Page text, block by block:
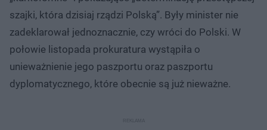
szajki, która dzisiaj rządzi Polską”. Były minister nie
zadeklarował jednoznacznie, czy wróci do Polski. W
połowie listopada prokuratura wystąpiła o
unieważnienie jego paszportu oraz paszportu
dyplomatycznego, które obecnie są już nieważne.